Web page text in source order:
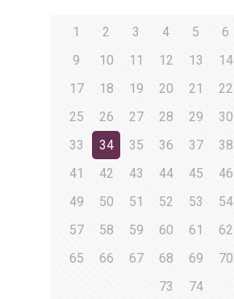
1 2 3 4 5 6
9
10 11 12 13 14
17
18 19 20 21 22
25
26 27 28 29 30
33
34 35 36 37 38
41
42 43 44 45 46
49
50 51 52 53 54
57
58 59 60 61 62
65
66 67 68 69 70
73
74